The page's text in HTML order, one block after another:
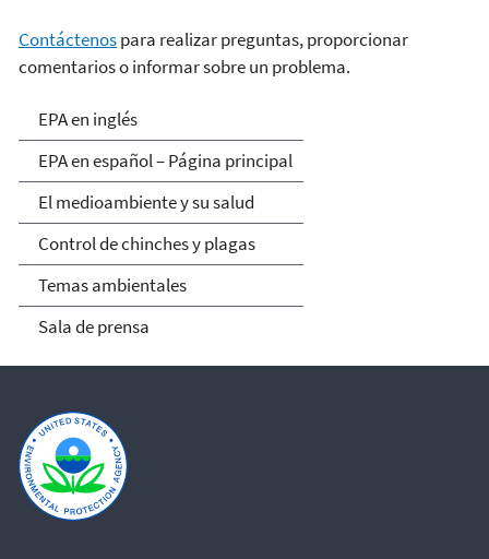
Contáctenospara realizar preguntas, proporcionar
comentarios o informar sobre un problema.
EPA en español
EPA en inglés
EPA en español – Página principal
El medioambiente y su salud
Control de chinches y plagas
Temas ambientales
Sala de prensa